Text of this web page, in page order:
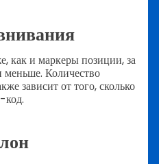
как и маркеры позиции, за
меньше. Количество
зависит от того, сколько
код.